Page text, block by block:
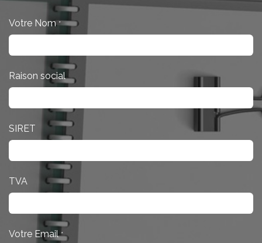
Votre Nom *
Raison social
SIRET
TVA
Votre Email *